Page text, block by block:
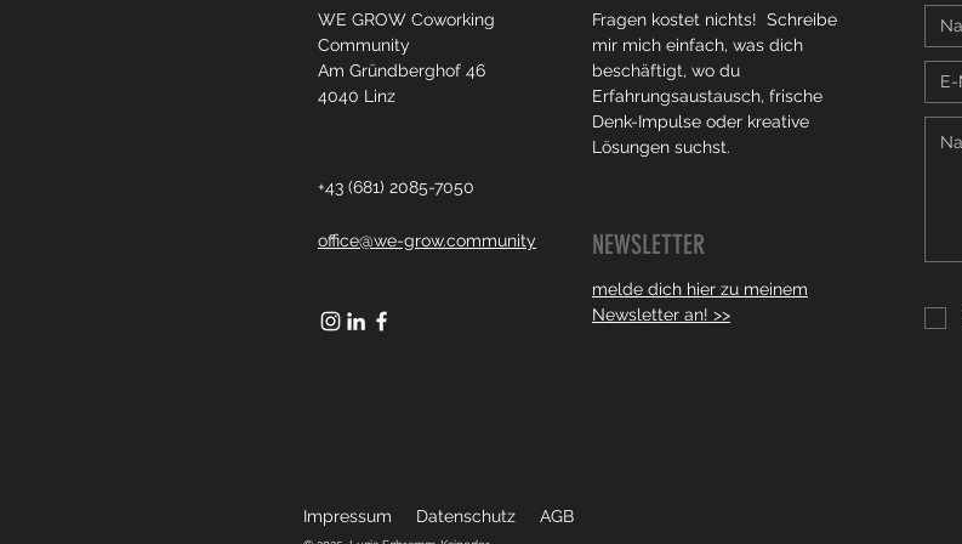
WE GROW Coworking
Community
Am Gründberghof 46
4040 Linz
Fragen kostet nichts! Schreibe
mir mich einfach, was dich
beschäftigt, wo du
Erfahrungsaustausch, frische
Denk-Impulse oder kreative
Lösungen suchst.
+43 (681) 2085-7050
office@we-grow.community NEWSLETTER
melde dich hier zu meinem
Newsletter an! >>
Impressum Datenschutz AGB